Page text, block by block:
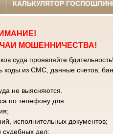
КАЛЬКУЛЯТОР
МОШЕННИЧЕСТВА!
суда проявляйте бдительность!
из СМС, данные счетов,
не выясняются.
по телефону для:
исполнительных документов;
судебных дел;